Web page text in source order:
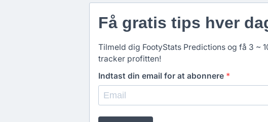
Få gratis tips hver
Tilmeld dig FootyStats Predictions og få 3 ~
tracker profitten!
Indtast din email for at abonnere *